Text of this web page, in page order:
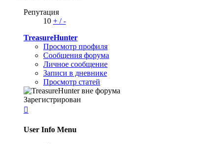
Репутация
10 + /-
TreasureHunter
Просмотр профиля
Сообщения форума
Личное сообщение
Записи в дневнике
Просмотр статей
Зарегистрирован

User Info Menu